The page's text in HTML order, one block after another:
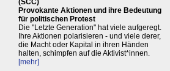
(SCC)
Provokante Aktionen und ihre Bedeutung
für politischen Protest
Die "Letzte Generation" hat viele aufgeregt.
Ihre Aktionen polarisieren - und viele derer,
die Macht oder Kapital in ihren Händen
halten, schimpfen auf die Aktivist*innen.
[mehr]